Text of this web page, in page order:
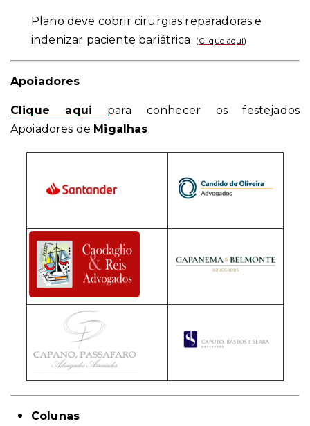
Plano deve cobrir cirurgias reparadoras e
indenizar paciente bariátrica. (Clique aqui)
Apoiadores
Clique aqui para conhecer os festejados
Apoiadores de Migalhas.
Colunas